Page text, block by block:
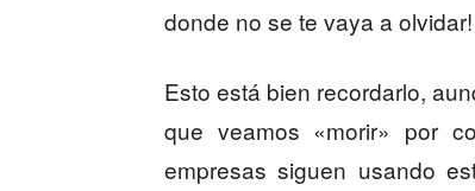
donde no se te vaya a olvidar!
Esto está bien recordarlo,
que veamos «morir» por
empresas siguen usando